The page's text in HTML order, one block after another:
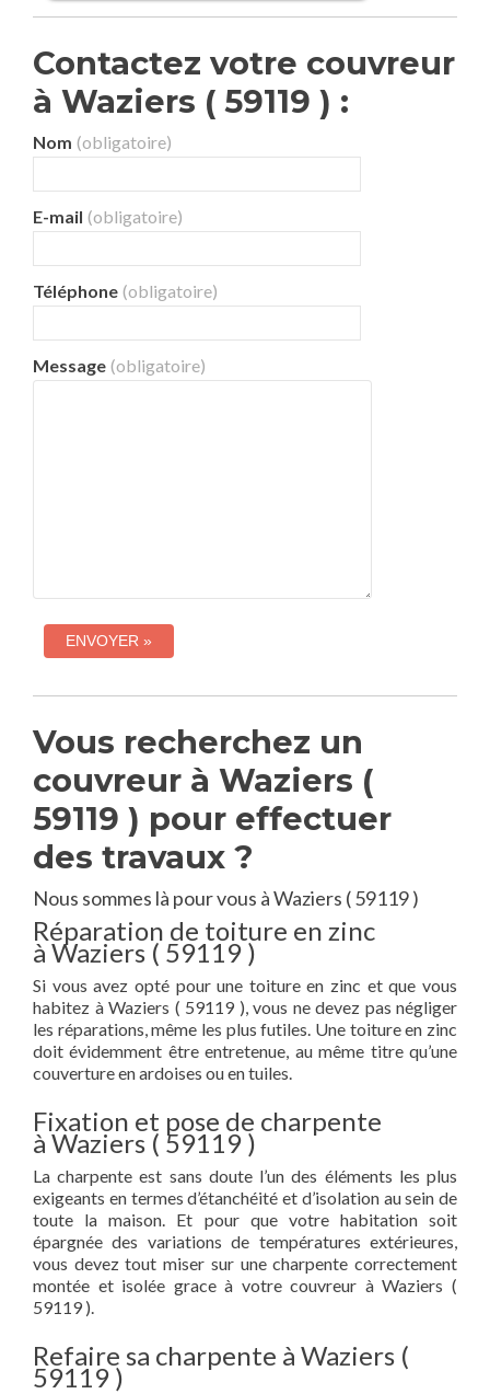
Contactez votre couvreur
à Waziers ( 59119 ) :
Nom (obligatoire)
E-mail (obligatoire)
Téléphone (obligatoire)
Message (obligatoire)
Vous recherchez un
couvreur à Waziers (
59119 ) pour effectuer
des travaux ?
Nous sommes là pour vous à Waziers ( 59119 )
Réparation de toiture en zinc
à Waziers ( 59119 )
Si vous avez opté pour une toiture en zinc et que vous
habitez à Waziers ( 59119 ), vous ne devez pas négliger
les réparations, même les plus futiles. Une toiture en zinc
doit évidemment être entretenue, au même titre qu’une
couverture en ardoises ou en tuiles.
Fixation et pose de charpente
à Waziers ( 59119 )
La charpente est sans doute l’un des éléments les plus
exigeants en termes d’étanchéité et d’isolation au sein de
toute la maison. Et pour que votre habitation soit
épargnée des variations de températures extérieures,
vous devez tout miser sur une charpente correctement
montée et isolée grace à votre couvreur à Waziers (
59119 ).
Refaire sa charpente à Waziers (
59119 )